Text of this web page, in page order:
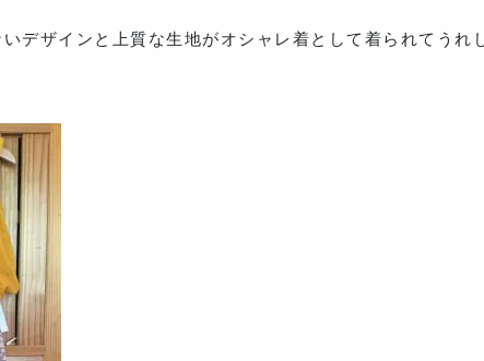
デザインと上質な生地がオシャレ着として着られてうれ